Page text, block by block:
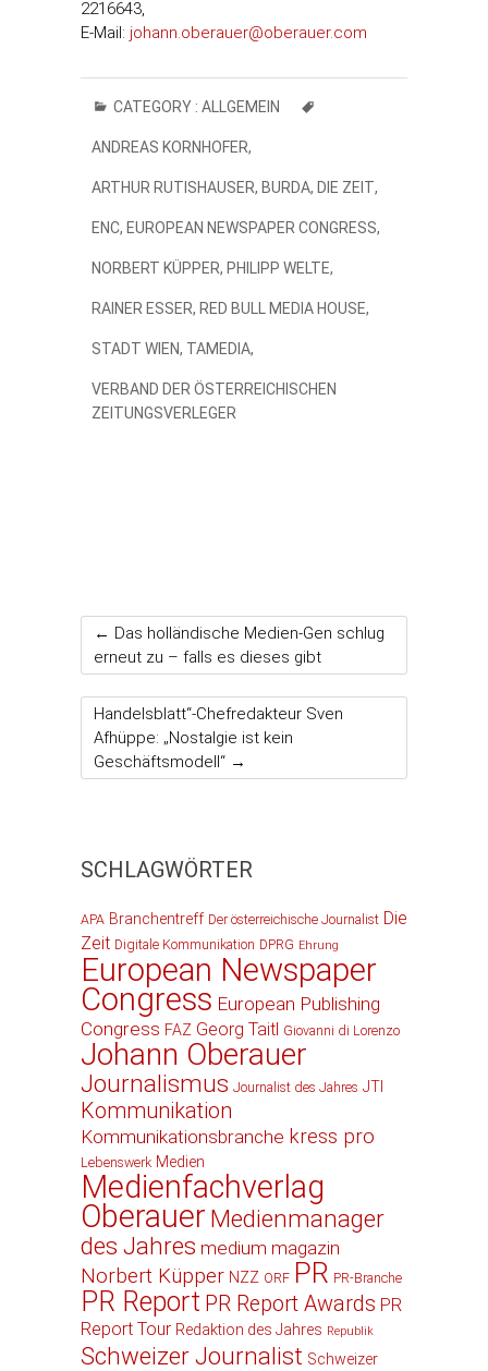
2216643,
E-Mail: johann.oberauer@oberauer.com
CATEGORY : ALLGEMEIN
ANDREAS KORNHOFER,
ARTHUR RUTISHAUSER, BURDA, DIE ZEIT,
ENC, EUROPEAN NEWSPAPER CONGRESS,
NORBERT KÜPPER, PHILIPP WELTE,
RAINER ESSER, RED BULL MEDIA HOUSE,
STADT WIEN, TAMEDIA,
VERBAND DER ÖSTERREICHISCHEN
ZEITUNGSVERLEGER
← Das holländische Medien-Gen schlug
erneut zu – falls es dieses gibt
Handelsblatt“-Chefredakteur Sven
Afhüppe: „Nostalgie ist kein
Geschäftsmodell“ →
SCHLAGWÖRTER
APA Branchentreff Der österreichische Journalist Die
Zeit Digitale Kommunikation DPRG Ehrung
European Newspaper
Congress European Publishing
Congress FAZ Georg Taitl Giovanni di Lorenzo
Johann Oberauer
Journalismus Journalist des Jahres JTI
Kommunikation
Kommunikationsbranche kress pro
Lebenswerk Medien
Medienfachverlag
Oberauer Medienmanager
des Jahres medium magazin
Norbert Küpper NZZ ORF PR PR-Branche
PR Report PR Report Awards PR
Report Tour Redaktion des Jahres Republik
Schweizer Journalist Schweizer